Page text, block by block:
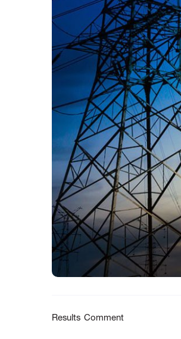
Results Comment